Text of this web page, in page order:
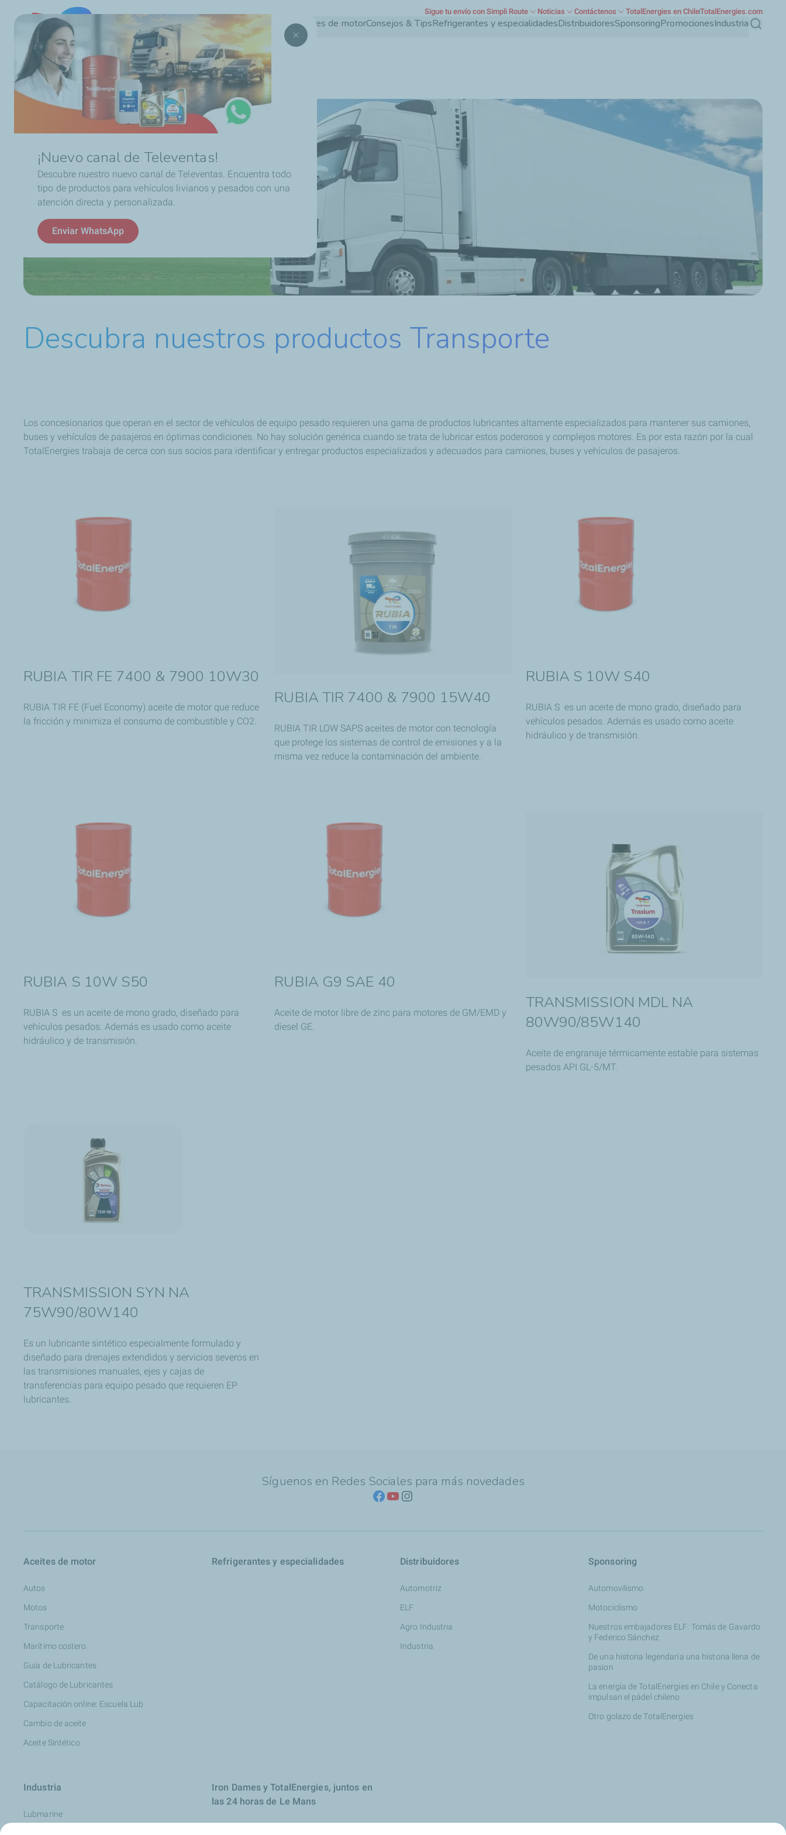
Pasar
¡Nuevo canal de Televentas!
Descubre nuestro nuevo canal de Televentas. Encuentra todo
tipo de productos para vehículos livianos y pesados con una
atención directa y personalizada.
Enviar WhatsApp
Aceites de motorConsejos & TipsRefrigerantes y especialidadesDistribuidoresSponsoringPromocionesIndustria Buscar
Sigue tu envío con Simpli Route Noticias Contáctenos TotalEnergies en ChileTotalEnergies.com
Ruta
de
navegación
Aceites de motor Transporte Productos para Transporte
Descubra nuestros productos Transporte
Los concesionarios que operan en el sector de vehículos de equipo pesado requieren una gama de productos lubricantes altamente especializados para mantener sus camiones,
buses y vehículos de pasajeros en óptimas condiciones. No hay solución genérica cuando se trata de lubricar estos poderosos y complejos motores. Es por esta razón por la cual
TotalEnergies trabaja de cerca con sus socios para identificar y entregar productos especializados y adecuados para camiones, buses y vehículos de pasajeros.
RUBIA TIR FE 7400 & 7900 10W30
RUBIA TIR FE (Fuel Economy) aceite de motor que reduce
la fricción y minimiza el consumo de combustible y CO2.
RUBIA TIR 7400 & 7900 15W40
RUBIA TIR LOW SAPS aceites de motor con tecnología
que protege los sistemas de control de emisiones y a la
misma vez reduce la contaminación del ambiente.
RUBIA S 10W S40
RUBIA S es un aceite de mono grado, diseñado para
vehículos pesados. Además es usado como aceite
hidráulico y de transmisión.
RUBIA S 10W S50
RUBIA S es un aceite de mono grado, diseñado para
vehículos pesados. Además es usado como aceite
hidráulico y de transmisión.
RUBIA G9 SAE 40
Aceite de motor libre de zinc para motores de GM/EMD y
diesel GE.
TRANSMISSION MDL NA
80W90/85W140
Aceite de engranaje térmicamente estable para sistemas
pesados API GL-5/MT.
TRANSMISSION SYN NA
75W90/80W140
Es un lubricante sintético especialmente formulado y
diseñado para drenajes extendidos y servicios severos en
las transmisiones manuales, ejes y cajas de
transferencias para equipo pesado que requieren EP
lubricantes.
Síguenos en Redes Sociales para más novedades
Aceites de motor
Autos
Motos
Transporte
Marítimo costero
Guía de Lubricantes
Catálogo de Lubricantes
Capacitación online: Escuela Lub
Cambio de aceite
Aceite Sintético
Refrigerantes y especialidades Distribuidores
Automotriz
ELF
Agro Industria
Industria
Sponsoring
Automovilismo
Motociclismo
Nuestros embajadores ELF: Tomás de Gavardo
y Federico Sánchez
De una historia legendaria una historia llena de
pasion
La energía de TotalEnergies en Chile y Conecta
impulsan el pádel chileno
Otro golazo de TotalEnergies
Industria
Lubmarine
Iron Dames y TotalEnergies, juntos en
las 24 horas de Le Mans